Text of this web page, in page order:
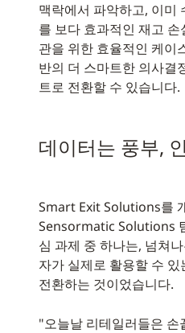
맥락에서 파악하고, 이미
를 보다 효과적인 재고
관을 위한 효율적인 케이
반의 더 스마트한 의사결
트로 전환할 수 있습니다.
데이터는 풍부,
Smart Exit Solutions를
Sensormatic Solutions
심 과제 중 하나는, 넘쳐
자가 실제로 활용할 수
전환하는 것이었습니다.
"오늘날 리테일러들은